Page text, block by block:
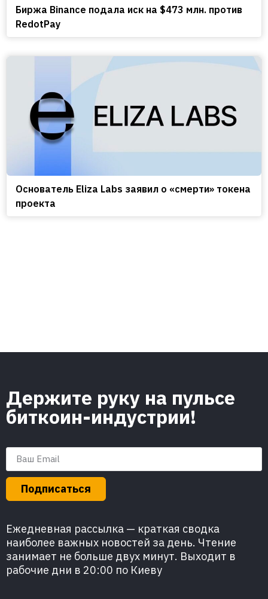
Биржа Binance подала иск на $473 млн. против
RedotPay
Основатель Eliza Labs заявил о «смерти» токена
проекта
Держите руку на пульсе
биткоин-индустрии!
Подписаться
Ежедневная рассылка — краткая сводка
наиболее важных новостей за день. Чтение
занимает не больше двух минут. Выходит в
рабочие дни в 20:00 по Киеву